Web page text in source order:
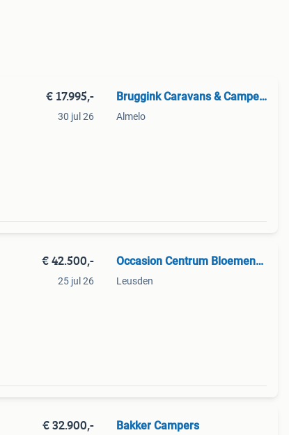
€ 17.995,-
30 jul 26
Bruggink Caravans & Campers
Almelo
€ 42.500,-
25 jul 26
Occasion Centrum Bloemendal
Leusden
€ 32.900,- Bakker Campers